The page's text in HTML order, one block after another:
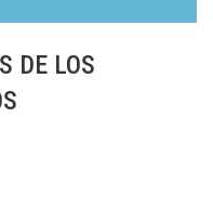
DE LOS